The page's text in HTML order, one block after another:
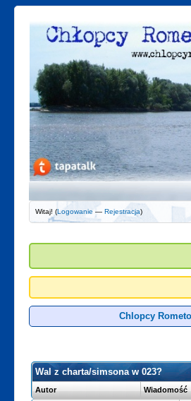
Witaj! (Logowanie —Rejestracja)
Chlopcy
Wal z charta/simsona w 023?
Autor Wiadomość